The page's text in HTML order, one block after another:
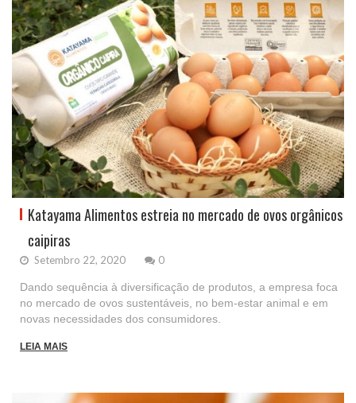
Katayama Alimentos estreia no mercado de ovos orgânicos
caipiras
Setembro 22, 2020 0
Dando sequência à diversificação de produtos, a empresa foca
no mercado de ovos sustentáveis, no bem-estar animal e em
novas necessidades dos consumidores.
LEIA MAIS